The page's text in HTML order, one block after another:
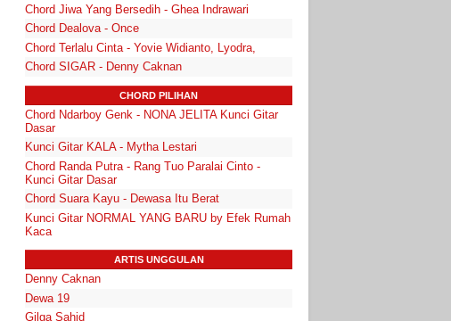
Chord Jiwa Yang Bersedih - Ghea Indrawari
Chord Dealova - Once
Chord Terlalu Cinta - Yovie Widianto, Lyodra,
Chord SIGAR - Denny Caknan
CHORD PILIHAN
Chord Ndarboy Genk - NONA JELITA Kunci Gitar
Dasar
Kunci Gitar KALA - Mytha Lestari
Chord Randa Putra - Rang Tuo Paralai Cinto -
Kunci Gitar Dasar
Chord Suara Kayu - Dewasa Itu Berat
Kunci Gitar NORMAL YANG BARU by Efek Rumah
Kaca
ARTIS UNGGULAN
Denny Caknan
Dewa 19
Gilga Sahid